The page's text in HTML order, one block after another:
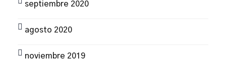
septiembre 2020
agosto 2020
noviembre 2019